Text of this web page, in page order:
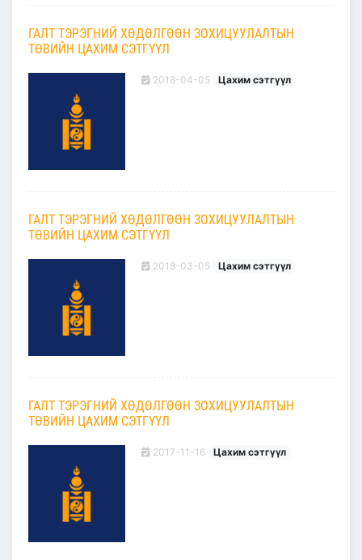
ГАЛТ ТЭРЭГНИЙ ХӨДӨЛГӨӨН ЗОХИЦУУЛАЛТЫН
ТӨВИЙН ЦАХИМ СЭТГҮҮЛ
2018-04-05 Цахим сэтгүүл
ГАЛТ ТЭРЭГНИЙ ХӨДӨЛГӨӨН ЗОХИЦУУЛАЛТЫН
ТӨВИЙН ЦАХИМ СЭТГҮҮЛ
2018-03-05 Цахим сэтгүүл
ГАЛТ ТЭРЭГНИЙ ХӨДӨЛГӨӨН ЗОХИЦУУЛАЛТЫН
ТӨВИЙН ЦАХИМ СЭТГҮҮЛ
2017-11-16 Цахим сэтгүүл